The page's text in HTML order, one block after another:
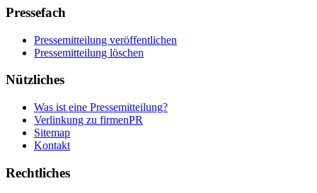
Pressefach
Pressemitteilung veröffentlichen
Pressemitteilung löschen
Nützliches
Was ist eine Pressemitteilung?
Verlinkung zu firmenPR
Sitemap
Kontakt
Rechtliches